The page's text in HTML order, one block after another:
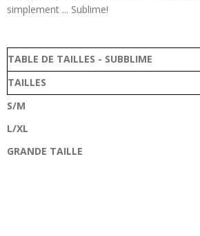
simplement ... Sublime!
TABLE DE TAILLES - SUBBLIME
TAILLES
S/M
L/XL
GRANDE TAILLE